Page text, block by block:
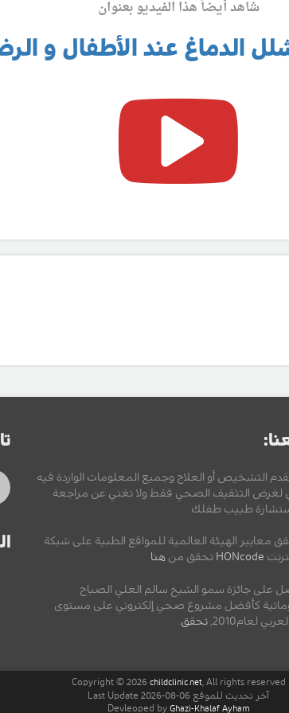
شاهد أيضاً هذا الفيديو بعنوان
الدماغ عند الأطفال و
التشخيص أو العلاج وجميع المعلومات الواردة فيه
لغرض التثقيف الصحي فقط ولا تغني عن مراجعة
طبيب طفلك.
معايير الهيئة العالمية للمواقع الطبية على شبكة
HONcode تحقق من هنا
على جائزة سمو الشيخ سالم العلي الصباح
كأفضل مشروع صحي إلكتروني على مستوى
لعام2010,
تحقق.
Copyright © 2026 childclinic.net, All rights reserved
آخر تحديث للموقع 06-08-2026 Last Update
Devleoped by Ghazi-Khalaf Ayham